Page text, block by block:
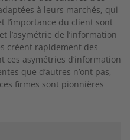
à leurs marchés, qui
l’importance du client sont
l’asymétrie de l’information
créent rapidement des
ces asymétries d’information
que d’autres n’ont pas,
firmes sont pionnières